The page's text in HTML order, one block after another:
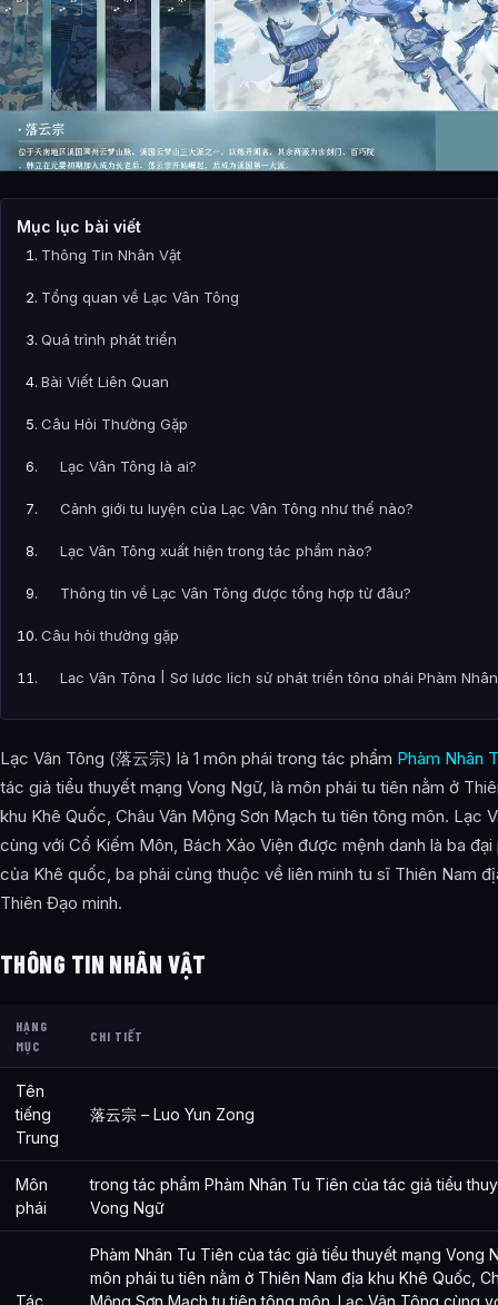
Mục lục bài viết
Thông Tin Nhân Vật
Tổng quan về Lạc Vân Tông
Quá trình phát triển
Bài Viết Liên Quan
Câu Hỏi Thường Gặp
Lạc Vân Tông là ai?
Cảnh giới tu luyện của Lạc Vân Tông như thế nào?
Lạc Vân Tông xuất hiện trong tác phẩm nào?
Thông tin về Lạc Vân Tông được tổng hợp từ đâu?
Câu hỏi thường gặp
Lạc Vân Tông | Sơ lược lịch sử phát triển tông phái Phàm
Tài liệu này hữu ích cho ai?
Lạc Vân Tông (落云宗) là 1 môn phái trong tác phẩm Phàm Nhân
tác giả tiểu thuyết mạng Vong Ngữ, là môn phái tu tiên nằm ở
khu Khê Quốc, Châu Vân Mộng Sơn Mạch tu tiên tông môn. Lạc
cùng với Cổ Kiếm Môn, Bách Xảo Viện được mệnh danh là ba đại
của Khê quốc, ba phái cùng thuộc về liên minh tu sĩ Thiên Nam
Thiên Đạo minh.
THÔNG TIN NHÂN VẬT
HẠNG
MỤC
CHI TIẾT
Tên
tiếng
Trung
落云宗 – Luo Yun Zong
Môn
phái
trong tác phẩm Phàm Nhân Tu Tiên của tác giả tiểu
Vong Ngữ
Tác
Phàm Nhân Tu Tiên của tác giả tiểu thuyết mạng Vong
môn phái tu tiên nằm ở Thiên Nam địa khu Khê Quốc,
Mộng Sơn Mạch tu tiên tông môn. Lạc Vân Tông cùng